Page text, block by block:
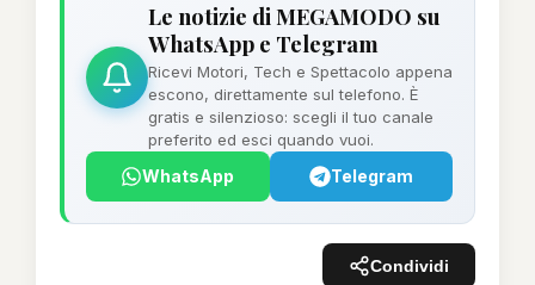
Le notizie di MEGAMODO su
WhatsApp e Telegram
Ricevi Motori, Tech e Spettacolo appena
escono, direttamente sul telefono. È
gratis e silenzioso: scegli il tuo canale
preferito ed esci quando vuoi.
WhatsApp Telegram
Condividi